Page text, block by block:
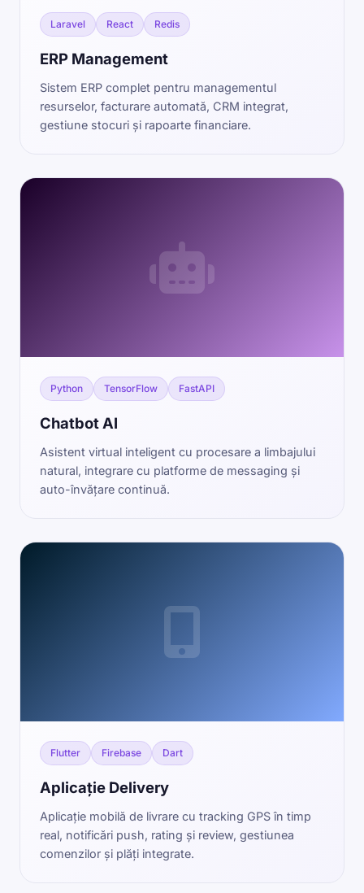
Laravel React Redis
ERP Management
Sistem ERP complet pentru managementul
resurselor, facturare automată, CRM integrat,
gestiune stocuri și rapoarte financiare.
Python TensorFlow FastAPI
Chatbot AI
Asistent virtual inteligent cu procesare a limbajului
natural, integrare cu platforme de messaging și
auto-învățare continuă.
Flutter Firebase Dart
Aplicație Delivery
Aplicație mobilă de livrare cu tracking GPS în timp
real, notificări push, rating și review, gestiunea
comenzilor și plăți integrate.